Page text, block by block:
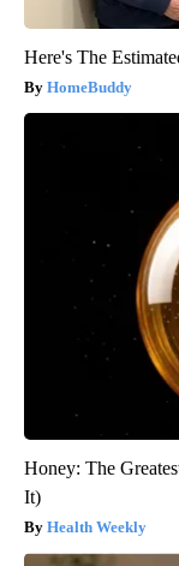
Here's The
HomeBuddy
Honey: The
It)
Health Weekly